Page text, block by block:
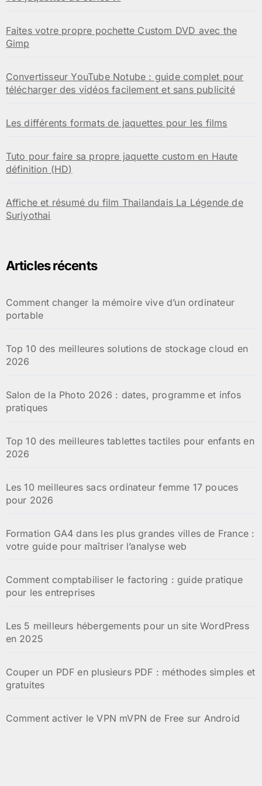
Faites votre propre pochette Custom DVD avec the
Gimp
Convertisseur YouTube Notube : guide complet pour
télécharger des vidéos facilement et sans publicité
Les différents formats de jaquettes pour les films
Tuto pour faire sa propre jaquette custom en Haute
définition (HD)
Affiche et résumé du film Thailandais La Légende de
Suriyothai
Articles récents
Comment changer la mémoire vive d’un ordinateur
portable
Top 10 des meilleures solutions de stockage cloud en
2026
Salon de la Photo 2026 : dates, programme et infos
pratiques
Top 10 des meilleures tablettes tactiles pour enfants en
2026
Les 10 meilleures sacs ordinateur femme 17 pouces
pour 2026
Formation GA4 dans les plus grandes villes de France :
votre guide pour maîtriser l’analyse web
Comment comptabiliser le factoring : guide pratique
pour les entreprises
Les 5 meilleurs hébergements pour un site WordPress
en 2025
Couper un PDF en plusieurs PDF : méthodes simples et
gratuites
Comment activer le VPN mVPN de Free sur Android